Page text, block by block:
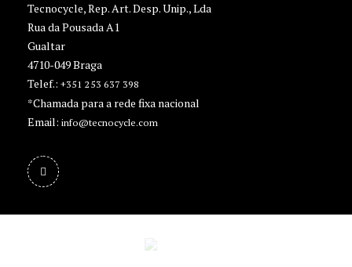
Tecnocycle, Rep. Art. Desp. Unip., Lda
Rua da Pousada A1
Gualtar
4710-049 Braga
Telef.: +351 253 637 398
*Chamada para a rede fixa nacional
Email: info@tecnocycle.com